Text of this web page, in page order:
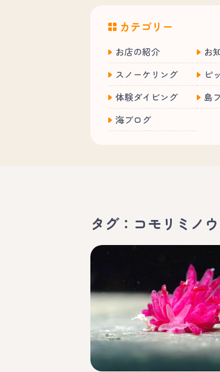
カテゴリー
お店の紹介
お
スノーケリング
ピ
体験ダイビング
島
海ブログ
タグ：コモリミノ